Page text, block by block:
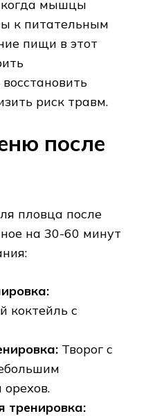
когда мышцы
к питательным
пищи в этот
риск травм.
после
пловца после
на 30-60 минут
коктейль с
Творог с
орехов.
тренировка: